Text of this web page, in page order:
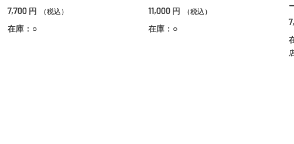
7,700 円 （税込）
在庫：○
11,000 円 （税込）
在庫：○